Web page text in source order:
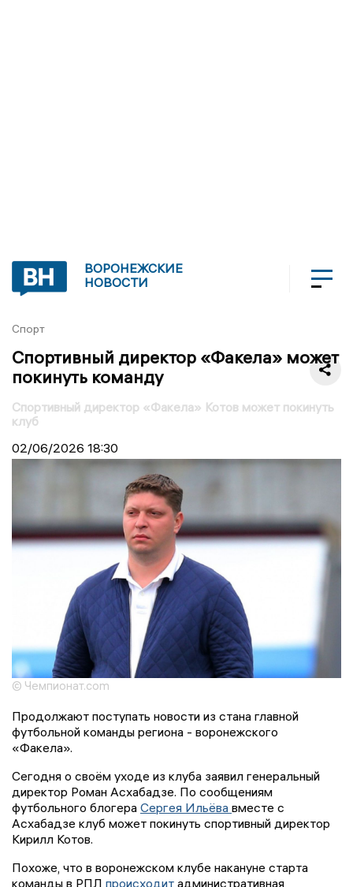
ВОРОНЕЖСКИЕ
НОВОСТИ
Спорт
Спортивный директор «Факела» может
покинуть команду
Спортивный директор «Факела» Котов может покинуть
клуб
02/06/2026 18:30
© Чемпионат.com
Продолжают поступать новости из стана главной
футбольной команды региона - воронежского
«Факела».
Сегодня о своём уходе из клуба заявил генеральный
директор Роман Асхабадзе. По сообщениям
футбольного блогера Сергея Ильёва вместе с
Асхабадзе клуб может покинуть спортивный директор
Кирилл Котов.
Похоже, что в воронежском клубе накануне старта
команды в РПЛ происходит административная